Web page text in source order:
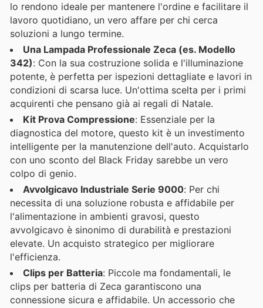
lo rendono ideale per mantenere l'ordine e facilitare il
lavoro quotidiano, un vero affare per chi cerca
soluzioni a lungo termine.
Una Lampada Professionale Zeca (es. Modello
342): Con la sua costruzione solida e l'illuminazione
potente, è perfetta per ispezioni dettagliate e lavori in
condizioni di scarsa luce. Un'ottima scelta per i primi
acquirenti che pensano già ai regali di Natale.
Kit Prova Compressione: Essenziale per la
diagnostica del motore, questo kit è un investimento
intelligente per la manutenzione dell'auto. Acquistarlo
con uno sconto del Black Friday sarebbe un vero
colpo di genio.
Avvolgicavo Industriale Serie 9000: Per chi
necessita di una soluzione robusta e affidabile per
l'alimentazione in ambienti gravosi, questo
avvolgicavo è sinonimo di durabilità e prestazioni
elevate. Un acquisto strategico per migliorare
l'efficienza.
Clips per Batteria: Piccole ma fondamentali, le
clips per batteria di Zeca garantiscono una
connessione sicura e affidabile. Un accessorio che